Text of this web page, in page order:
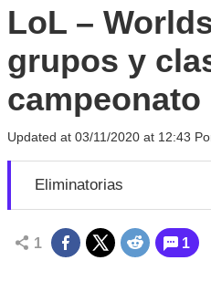
LoL –
grupos y
Updated at 03/11/2020 at 12:43
Eliminatorias
1 1